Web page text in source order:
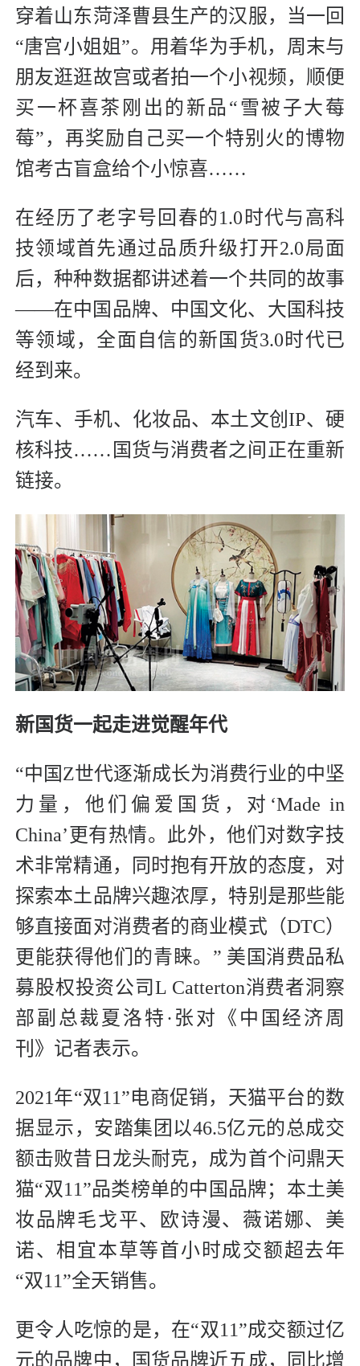
穿着山东菏泽曹县生产的汉服，当一回
“唐宫小姐姐”。用着华为手机，周末与
朋友逛逛故宫或者拍一个小视频，顺便
买一杯喜茶刚出的新品“雪被子大莓
莓”，再奖励自己买一个特别火的博物
馆考古盲盒给个小惊喜……
在经历了老字号回春的1.0时代与高科
技领域首先通过品质升级打开2.0局面
后，种种数据都讲述着一个共同的故事
——在中国品牌、中国文化、大国科技
等领域，全面自信的新国货3.0时代已
经到来。
汽车、手机、化妆品、本土文创IP、硬
核科技……国货与消费者之间正在重新
链接。
新国货一起走进觉醒年代
“中国Z世代逐渐成长为消费行业的中坚
力量，他们偏爱国货，对‘Made in
China’更有热情。此外，他们对数字技
术非常精通，同时抱有开放的态度，对
探索本土品牌兴趣浓厚，特别是那些能
够直接面对消费者的商业模式（DTC）
更能获得他们的青睐。” 美国消费品私
募股权投资公司L Catterton消费者洞察
部副总裁夏洛特·张对《中国经济周
刊》记者表示。
2021年“双11”电商促销，天猫平台的数
据显示，安踏集团以46.5亿元的总成交
额击败昔日龙头耐克，成为首个问鼎天
猫“双11”品类榜单的中国品牌；本土美
妆品牌毛戈平、欧诗漫、薇诺娜、美
诺、相宜本草等首小时成交额超去年
“双11”全天销售。
更令人吃惊的是，在“双11”成交额过亿
元的品牌中，国货品牌近五成，同比增